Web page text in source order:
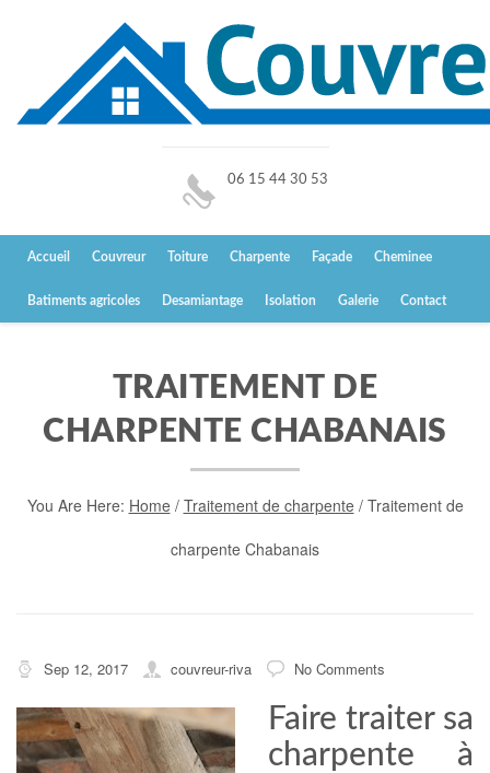
06 15 44 30 53
Accueil Couvreur Toiture Charpente Façade Cheminee
Batiments agricoles Desamiantage Isolation Galerie Contact
TRAITEMENT DE
CHARPENTE CHABANAIS
You Are Here: Home/ Traitement de charpente/ Traitement de
charpente Chabanais
Sep 12, 2017 couvreur-riva No Comments
Faire traiter sa
charpente à